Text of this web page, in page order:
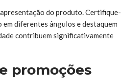
do produto. Certifique-
diferentes ângulos e destaquem
contribuem significativamente
promoções